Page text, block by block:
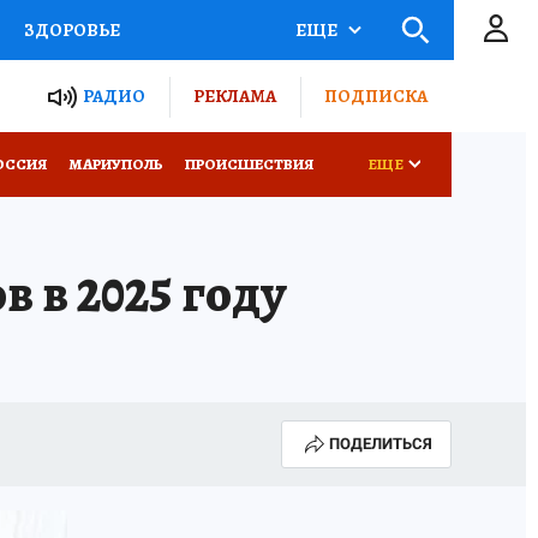
ЗДОРОВЬЕ
РОССИИ
ЕЩЕ
РАДИО РЕКЛАМА ПОДПИСКА
МАРИУПОЛЬ ПРОИСШЕСТВИЯ ЕЩЕ
2025 году
ПОДЕЛИТЬСЯ